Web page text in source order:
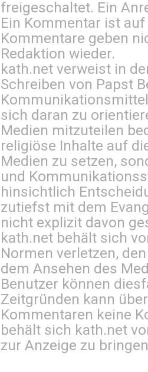
freigeschaltet. Ein
Ein Kommentar ist
Kommentare geben
Redaktion wieder.
kath.net verweist in
Schreiben von Papst
sich daran zu
Medien mitzuteilen
religiöse Inhalte auf
Medien zu setzen,
und
hinsichtlich
zutiefst mit dem
nicht explizit davon
kath.net behält sich
Normen verletzen,
dem Ansehen des
Benutzer können
Zeitgründen kann
Kommentaren keine
behält sich kath.net
zur Anzeige zu